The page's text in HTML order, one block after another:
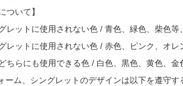
ついて】
レットに使用されない色 / 青色、緑色、柴色等
レットに使用されない色 / 赤色、ピンク、オレ
ちらにも使用できる色 / 白色、黒色、黄色、金
ーム、シングレットのデザインは以下を遵守す